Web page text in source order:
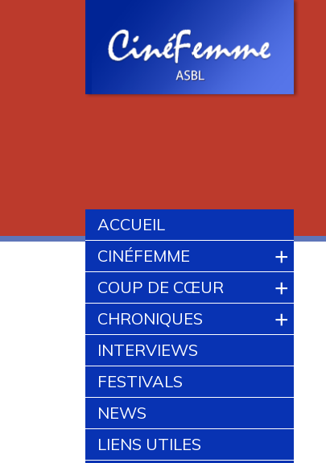
ACCUEIL
CINÉFEMME
+
COUP DE CŒUR +
CHRONIQUES +
INTERVIEWS
FESTIVALS
NEWS
LIENS UTILES